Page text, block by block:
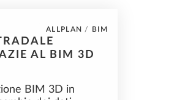
ALLPLAN / BIM
AL BIM 3D
BIM 3D in